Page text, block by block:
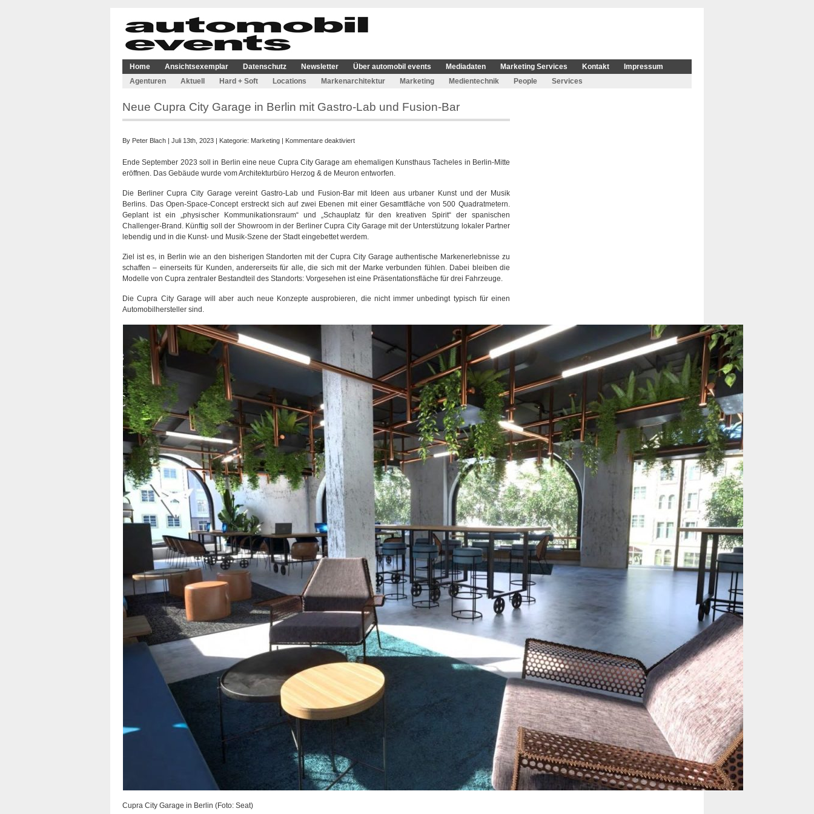
Home Ansichtsexemplar Datenschutz Newsletter Über automobil events Mediadaten Marketing Services Kontakt
Impressum
Agenturen
Aktuell Hard + Soft Locations Markenarchitektur Marketing Medientechnik People Services
Neue Cupra City Garage in Berlin mit Gastro-Lab und Fusion-Bar
By Peter Blach | Juli 13th, 2023 | Kategorie: Marketing | Kommentare deaktiviertfür
Cupra
City
in
Berlin
mit
Gastro-
Lab
Fusion-
Bar
Ende September 2023 soll in Berlin eine neue Cupra City Garage am ehemaligen Kunsthaus Tacheles in Berlin-Mitte
eröffnen. Das Gebäude wurde vom Architekturbüro Herzog & de Meuron entworfen.
Die Berliner Cupra City Garage vereint Gastro-Lab und Fusion-Bar mit Ideen aus urbaner Kunst und der Musik
Berlins. Das Open-Space-Concept erstreckt sich auf zwei Ebenen mit einer Gesamtfläche von 500 Quadratmetern.
Geplant ist ein „physischer Kommunikationsraum“ und „Schauplatz für den kreativen Spirit“ der spanischen
Challenger-Brand. Künftig soll der Showroom in der Berliner Cupra City Garage mit der Unterstützung lokaler Partner
lebendig und in die Kunst- und Musik-Szene der Stadt eingebettet werdem.
Ziel ist es, in Berlin wie an den bisherigen Standorten mit der Cupra City Garage authentische Markenerlebnisse zu
schaffen – einerseits für Kunden, andererseits für alle, die sich mit der Marke verbunden fühlen. Dabei bleiben die
Modelle von Cupra zentraler Bestandteil des Standorts: Vorgesehen ist eine Präsentationsfläche für drei Fahrzeuge.
Die Cupra City Garage will aber auch neue Konzepte ausprobieren, die nicht immer unbedingt typisch für einen
Automobilhersteller sind.
Cupra City Garage in Berlin (Foto: Seat)